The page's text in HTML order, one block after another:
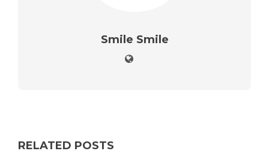
Smile Smile
RELATED POSTS